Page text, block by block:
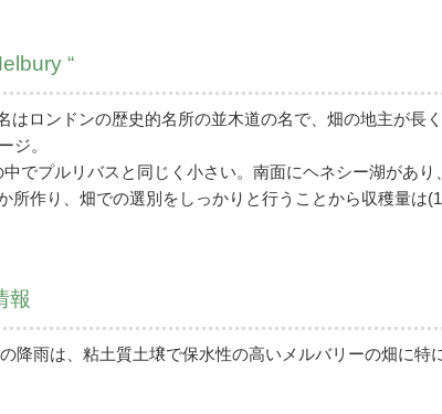
“
はロンドンの歴史的名所の並木道の名で、畑の地主が長
ジ。
でプルリバスと同じく小さい。南面にヘネシー湖があ
所作り、畑での選別をしっかりと行うことから収穫量
報
降雨は、粘土質土壌で保水性の高いメルバリーの畑に